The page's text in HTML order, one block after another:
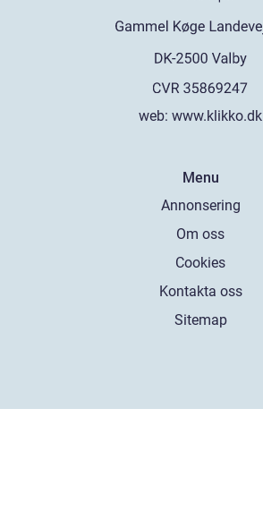
web: www.klikko.dk
Menu
Annonsering
Om oss
Cookies
Kontakta oss
Sitemap